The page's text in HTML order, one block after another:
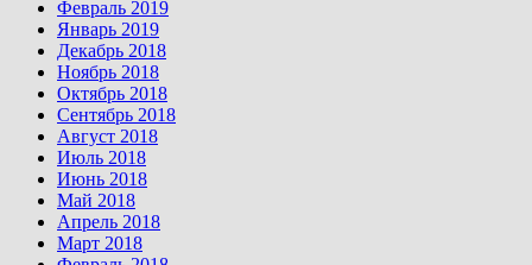
Февраль 2019
Январь 2019
Декабрь 2018
Ноябрь 2018
Октябрь 2018
Сентябрь 2018
Август 2018
Июль 2018
Июнь 2018
Май 2018
Апрель 2018
Март 2018